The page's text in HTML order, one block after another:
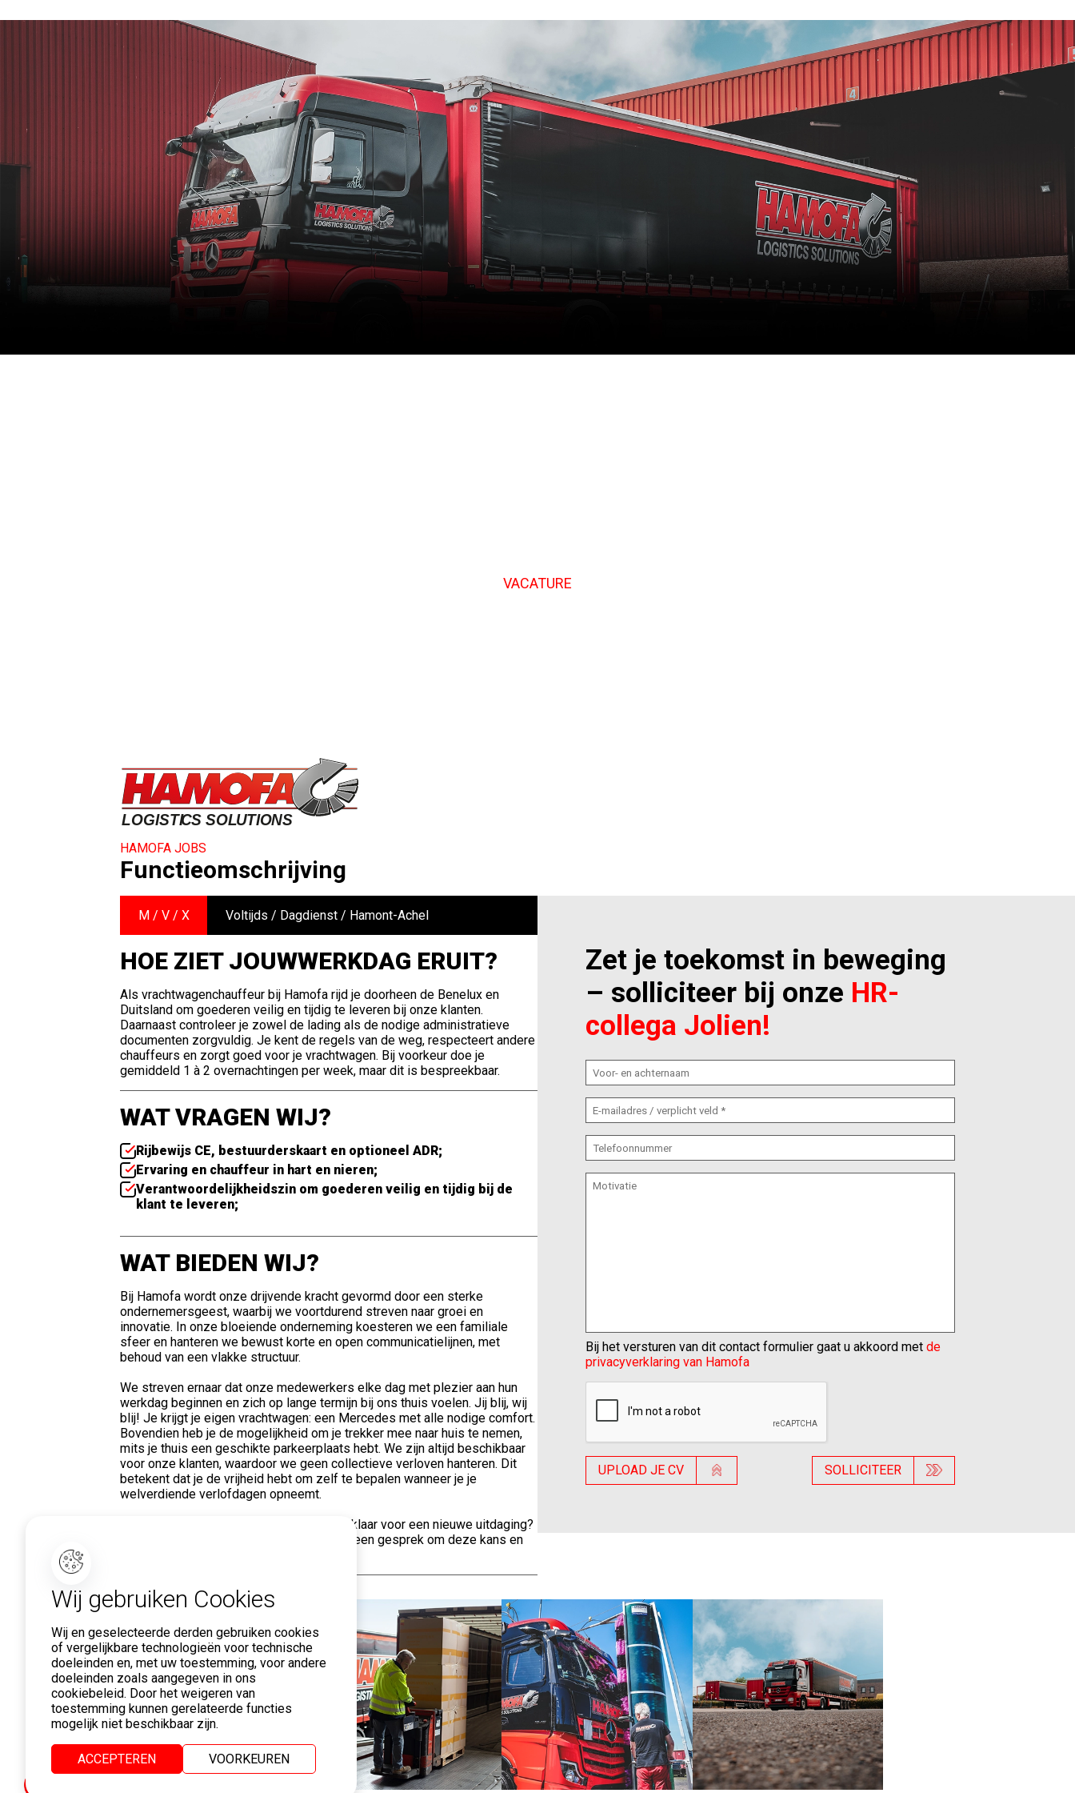
Wij gebruiken Cookies
Wij en geselecteerde derden gebruiken cookies
of vergelijkbare technologieën voor technische
doeleinden en, met uw toestemming, voor andere
doeleinden zoals aangegeven in ons
cookiebeleid. Door het weigeren van
toestemming kunnen gerelateerde functies
mogelijk niet beschikbaar zijn.
ACCEPTEREN VOORKEUREN
VACATURE
HAMOFA JOBS
Functieomschrijving
M / V / X Voltijds / Dagdienst / Hamont-Achel
HOE ZIET JOUWWERKDAG ERUIT?
Als vrachtwagenchauffeur bij Hamofa rijd je doorheen de Benelux en
Duitsland om goederen veilig en tijdig te leveren bij onze klanten.
Daarnaast controleer je zowel de lading als de nodige administratieve
documenten zorgvuldig. Je kent de regels van de weg, respecteert andere
chauffeurs en zorgt goed voor je vrachtwagen. Bij voorkeur doe je
gemiddeld 1 à 2 overnachtingen per week, maar dit is bespreekbaar.
WAT VRAGEN WIJ?
Rijbewijs CE, bestuurderskaart en optioneel ADR;
Ervaring en chauffeur in hart en nieren;
Verantwoordelijkheidszin om goederen veilig en tijdig bij de
klant te leveren;
WAT BIEDEN WIJ?
Bij Hamofa wordt onze drijvende kracht gevormd door een sterke
ondernemersgeest, waarbij we voortdurend streven naar groei en
innovatie. In onze bloeiende onderneming koesteren we een familiale
sfeer en hanteren we bewust korte en open communicatielijnen, met
behoud van een vlakke structuur.
We streven ernaar dat onze medewerkers elke dag met plezier aan hun
werkdag beginnen en zich op lange termijn bij ons thuis voelen. Jij blij, wij
blij! Je krijgt je eigen vrachtwagen: een Mercedes met alle nodige comfort.
Bovendien heb je de mogelijkheid om je trekker mee naar huis te nemen,
mits je thuis een geschikte parkeerplaats hebt. We zijn altijd beschikbaar
voor onze klanten, waardoor we geen collectieve verloven hanteren. Dit
betekent dat je de vrijheid hebt om zelf te bepalen wanneer je je
welverdiende verlofdagen opneemt.
Heb je een passie voor de weg en ben je klaar voor een nieuwe uitdaging?
Hamofa Logistics nodigt je graag uit voor een gesprek om deze kans en
Zet je toekomst in beweging
– solliciteer bij onze HR-
collega Jolien!
Bij het versturen van dit contact formulier gaat u akkoord met de
privacyverklaring van Hamofa
UPLOAD JE CV SOLLICITEER